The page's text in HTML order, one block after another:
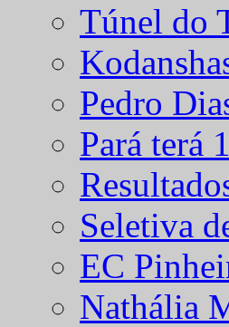
Túnel do
Pedro
Pará terá
Seletiva
EC
Nathália